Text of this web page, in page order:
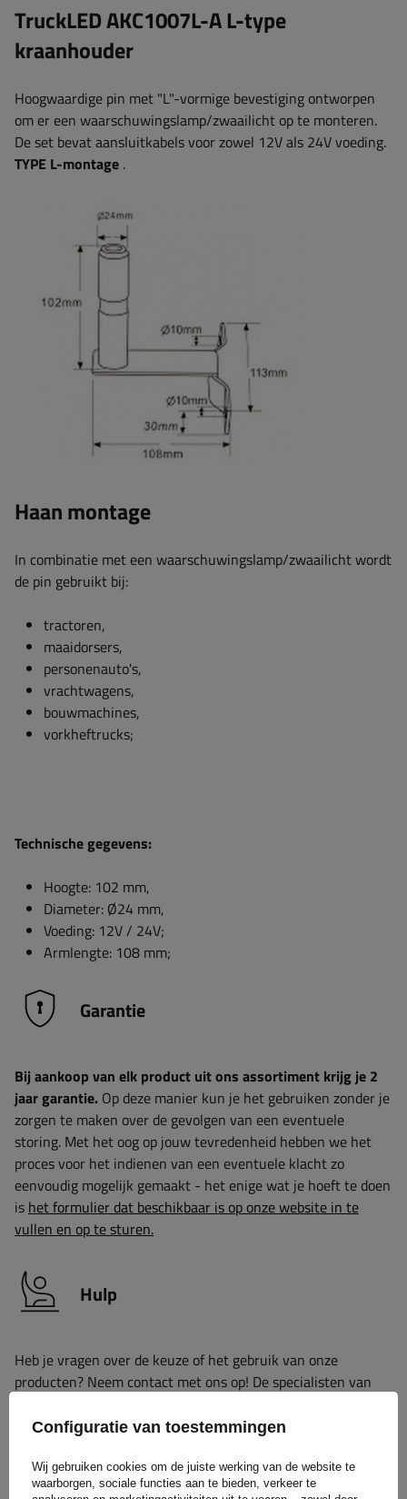
TruckLED AKC1007L-A L-type
kraanhouder
Hoogwaardige pin met "L"-vormige bevestiging ontworpen
om er een waarschuwingslamp/zwaailicht op te monteren.
De set bevat aansluitkabels voor zowel 12V als 24V voeding.
TYPE L-montage .
Haan montage
In combinatie met een waarschuwingslamp/zwaailicht wordt
de pin gebruikt bij:
tractoren,
maaidorsers,
personenauto's,
vrachtwagens,
bouwmachines,
vorkheftrucks;
Technische gegevens:
Hoogte: 102 mm,
Diameter: Ø24 mm,
Voeding: 12V / 24V;
Armlengte: 108 mm;
Garantie
Bij aankoop van elk product uit ons assortiment krijg je 2
jaar garantie. Op deze manier kun je het gebruiken zonder je
zorgen te maken over de gevolgen van een eventuele
storing. Met het oog op jouw tevredenheid hebben we het
proces voor het indienen van een eventuele klacht zo
eenvoudig mogelijk gemaakt - het enige wat je hoeft te doen
is het formulier dat beschikbaar is op onze website in te
vullen en op te sturen.
Hulp
Heb je vragen over de keuze of het gebruik van onze
producten? Neem contact met ons op! De specialisten van
+31 30 3100444 unitrailer@utrailer.nl
Configuratie van toestemmingen
Wij gebruiken cookies om de juiste werking van de website te
waarborgen, sociale functies aan te bieden, verkeer te